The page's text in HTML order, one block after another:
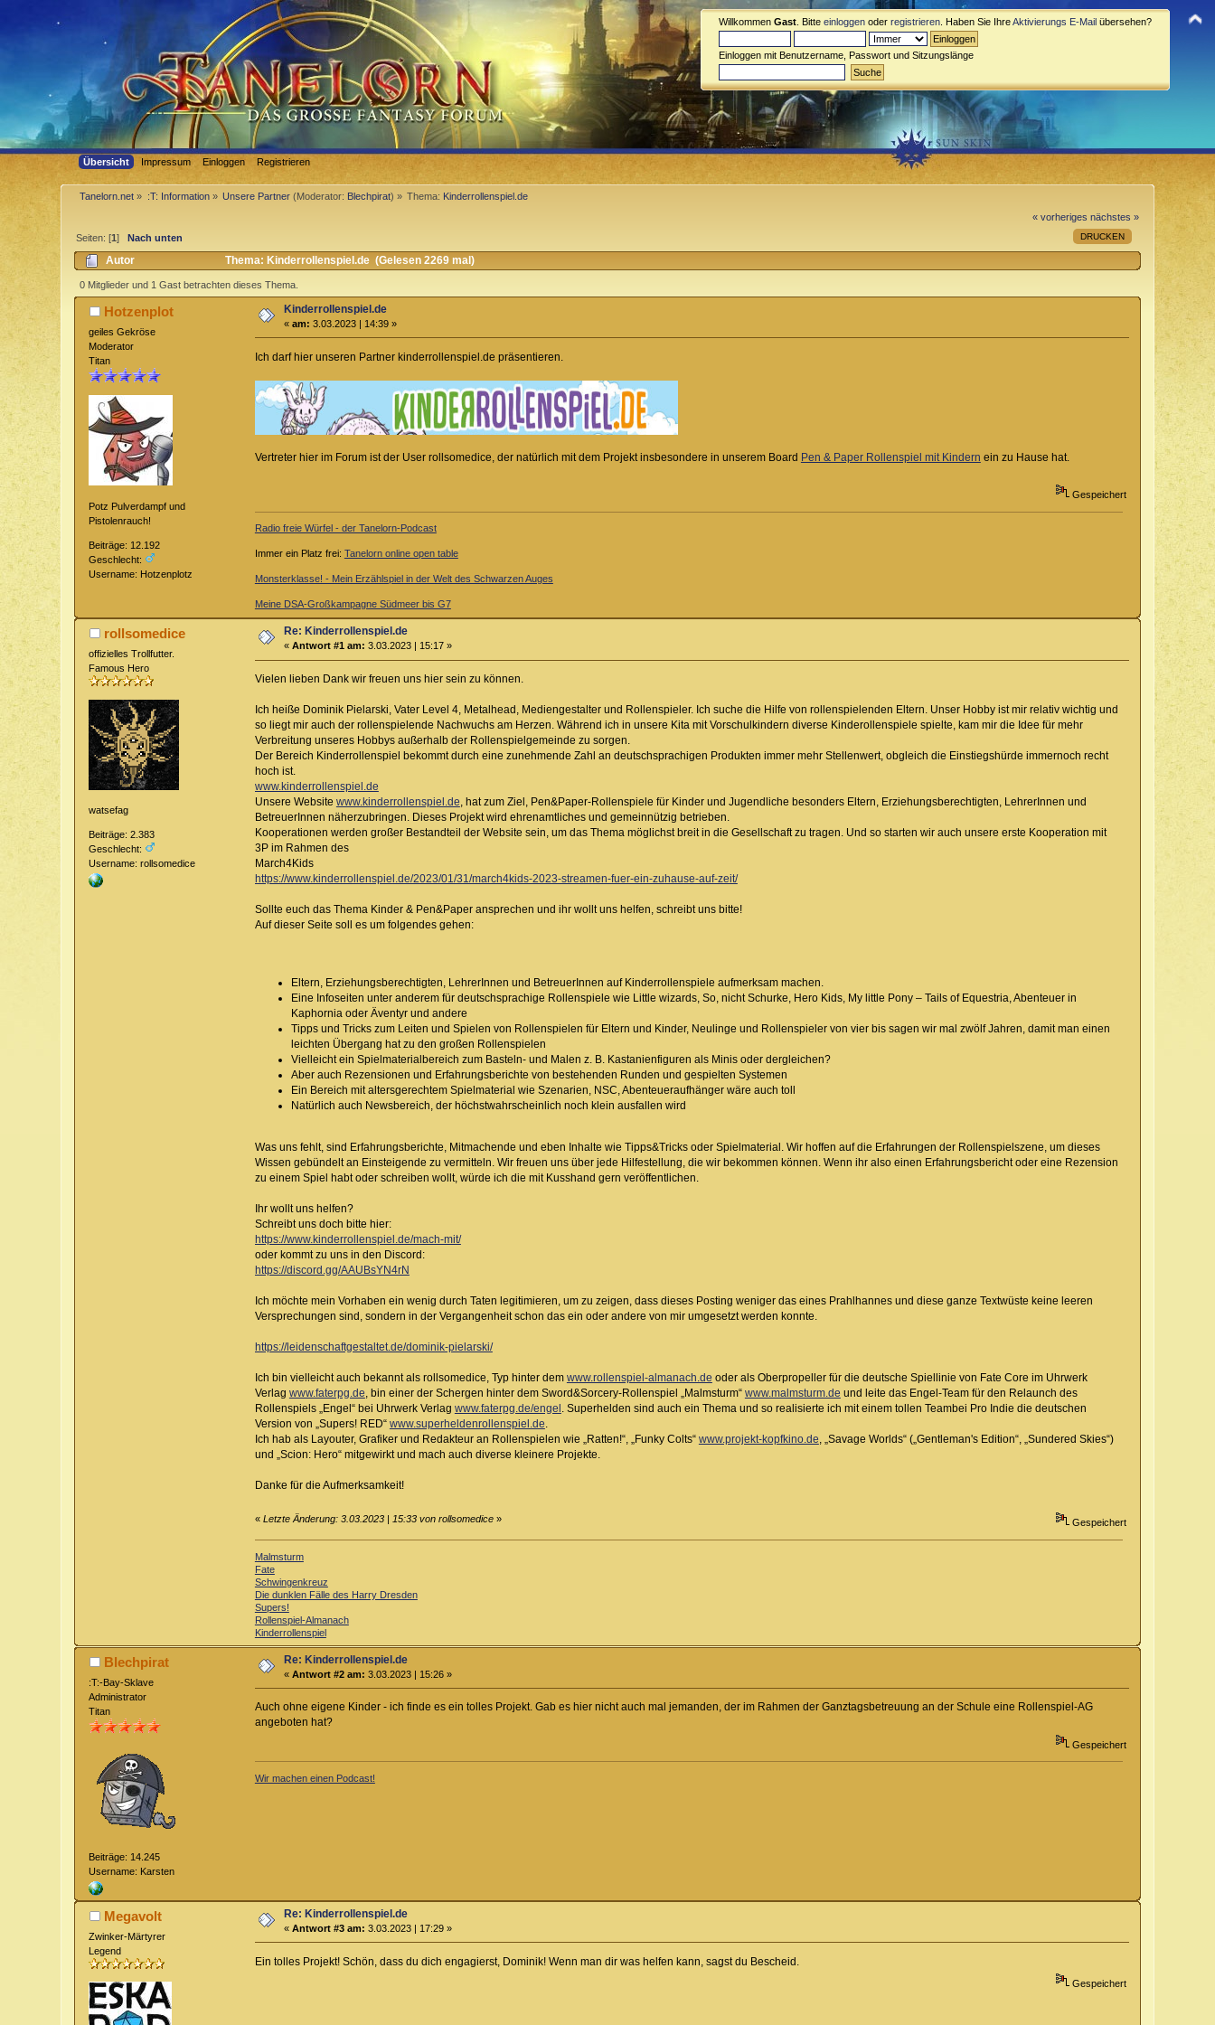
Willkommen Gast . Bitte einloggen oder registrieren . Haben Sie IhreAktivierungs E-Mail übersehen?
Einloggen mit Benutzername, Passwort und Sitzungslänge
Übersicht Impressum Einloggen Registrieren
Tanelorn.net » :T: Information» Unsere Partner (Moderator: Blechpirat) » Thema: Kinderrollenspiel.de
« vorheriges nächstes »
DRUCKEN
Seiten: [1]Nach unten
Autor Thema: Kinderrollenspiel.de (Gelesen 2269 mal)
0 Mitglieder und 1 Gast betrachten dieses Thema.
Hotzenplot
geiles Gekröse
Moderator
Titan
Potz Pulverdampf und
Pistolenrauch!
Beiträge: 12.192
Geschlecht:
Username: Hotzenplotz
Kinderrollenspiel.de
«am: 3.03.2023 | 14:39 »
Ich darf hier unseren Partner kinderrollenspiel.de präsentieren.
Vertreter hier im Forum ist der User rollsomedice, der natürlich mit dem Projekt insbesondere in unserem Board Pen & Paper Rollenspiel mit Kindern ein zu Hause hat.
Gespeichert
Radio freie Würfel - der Tanelorn-Podcast
Immer ein Platz frei: Tanelorn online open table
Monsterklasse! - Mein Erzählspiel in der Welt des Schwarzen Auges
Meine DSA-Großkampagne Südmeer bis G7
rollsomedice
offizielles Trollfutter.
Famous Hero
watsefag
Beiträge: 2.383
Geschlecht:
Username: rollsomedice
Re: Kinderrollenspiel.de
«Antwort #1 am: 3.03.2023 | 15:17 »
Vielen lieben Dank wir freuen uns hier sein zu können.
Ich heiße Dominik Pielarski, Vater Level 4, Metalhead, Mediengestalter und Rollenspieler. Ich suche die Hilfe von rollenspielenden Eltern. Unser Hobby ist mir relativ wichtig und
so liegt mir auch der rollenspielende Nachwuchs am Herzen. Während ich in unsere Kita mit Vorschulkindern diverse Kinderollenspiele spielte, kam mir die Idee für mehr
Verbreitung unseres Hobbys außerhalb der Rollenspielgemeinde zu sorgen.
Der Bereich Kinderrollenspiel bekommt durch eine zunehmende Zahl an deutschsprachigen Produkten immer mehr Stellenwert, obgleich die Einstiegshürde immernoch recht
hoch ist.
www.kinderrollenspiel.de
Unsere Website www.kinderrollenspiel.de, hat zum Ziel, Pen&Paper-Rollenspiele für Kinder und Jugendliche besonders Eltern, Erziehungsberechtigten, LehrerInnen und
BetreuerInnen näherzubringen. Dieses Projekt wird ehrenamtliches und gemeinnützig betrieben.
Kooperationen werden großer Bestandteil der Website sein, um das Thema möglichst breit in die Gesellschaft zu tragen. Und so starten wir auch unsere erste Kooperation mit
3P im Rahmen des
March4Kids
https://www.kinderrollenspiel.de/2023/01/31/march4kids-2023-streamen-fuer-ein-zuhause-auf-zeit/
Sollte euch das Thema Kinder & Pen&Paper ansprechen und ihr wollt uns helfen, schreibt uns bitte!
Auf dieser Seite soll es um folgendes gehen:
Eltern, Erziehungsberechtigten, LehrerInnen und BetreuerInnen auf Kinderrollenspiele aufmerksam machen.
Eine Infoseiten unter anderem für deutschsprachige Rollenspiele wie Little wizards, So, nicht Schurke, Hero Kids, My little Pony – Tails of Equestria, Abenteuer in
Kaphornia oder Äventyr und andere
Tipps und Tricks zum Leiten und Spielen von Rollenspielen für Eltern und Kinder, Neulinge und Rollenspieler von vier bis sagen wir mal zwölf Jahren, damit man einen
leichten Übergang hat zu den großen Rollenspielen
Vielleicht ein Spielmaterialbereich zum Basteln- und Malen z. B. Kastanienfiguren als Minis oder dergleichen?
Aber auch Rezensionen und Erfahrungsberichte von bestehenden Runden und gespielten Systemen
Ein Bereich mit altersgerechtem Spielmaterial wie Szenarien, NSC, Abenteueraufhänger wäre auch toll
Natürlich auch Newsbereich, der höchstwahrscheinlich noch klein ausfallen wird
Was uns fehlt, sind Erfahrungsberichte, Mitmachende und eben Inhalte wie Tipps&Tricks oder Spielmaterial. Wir hoffen auf die Erfahrungen der Rollenspielszene, um dieses
Wissen gebündelt an Einsteigende zu vermitteln. Wir freuen uns über jede Hilfestellung, die wir bekommen können. Wenn ihr also einen Erfahrungsbericht oder eine Rezension
zu einem Spiel habt oder schreiben wollt, würde ich die mit Kusshand gern veröffentlichen.
Ihr wollt uns helfen?
Schreibt uns doch bitte hier:
https://www.kinderrollenspiel.de/mach-mit/
oder kommt zu uns in den Discord:
https://discord.gg/AAUBsYN4rN
Ich möchte mein Vorhaben ein wenig durch Taten legitimieren, um zu zeigen, dass dieses Posting weniger das eines Prahlhannes und diese ganze Textwüste keine leeren
Versprechungen sind, sondern in der Vergangenheit schon das ein oder andere von mir umgesetzt werden konnte.
https://leidenschaftgestaltet.de/dominik-pielarski/
Ich bin vielleicht auch bekannt als rollsomedice, Typ hinter dem www.rollenspiel-almanach.de oder als Oberpropeller für die deutsche Spiellinie von Fate Core im Uhrwerk
Verlag www.faterpg.de, bin einer der Schergen hinter dem Sword&Sorcery-Rollenspiel „Malmsturm“ www.malmsturm.de und leite das Engel-Team für den Relaunch des
Rollenspiels „Engel“ bei Uhrwerk Verlag www.faterpg.de/engel . Superhelden sind auch ein Thema und so realisierte ich mit einem tollen Teambei Pro Indie die deutschen
Version von „Supers! RED“ www.superheldenrollenspiel.de.
Ich hab als Layouter, Grafiker und Redakteur an Rollenspielen wie „Ratten!“, „Funky Colts“ www.projekt-kopfkino.de, „Savage Worlds“ („Gentleman's Edition“, „Sundered Skies“)
und „Scion: Hero“ mitgewirkt und mach auch diverse kleinere Projekte.
Danke für die Aufmerksamkeit!
« Letzte Änderung: 3.03.2023 | 15:33 von rollsomedice» Gespeichert
Malmsturm
Fate
Schwingenkreuz
Die dunklen Fälle des Harry Dresden
Supers!
Rollenspiel-Almanach
Kinderrollenspiel
Blechpirat
:T:-Bay-Sklave
Administrator
Titan
Beiträge: 14.245
Username: Karsten
Re: Kinderrollenspiel.de
«Antwort #2 am: 3.03.2023 | 15:26 »
Auch ohne eigene Kinder - ich finde es ein tolles Projekt. Gab es hier nicht auch mal jemanden, der im Rahmen der Ganztagsbetreuung an der Schule eine Rollenspiel-AG
angeboten hat?
Gespeichert
Wir machen einen Podcast!
Megavolt
Zwinker-Märtyrer
Legend
Re: Kinderrollenspiel.de
«Antwort #3 am: 3.03.2023 | 17:29 »
Ein tolles Projekt! Schön, dass du dich engagierst, Dominik! Wenn man dir was helfen kann, sagst du Bescheid.
Gespeichert